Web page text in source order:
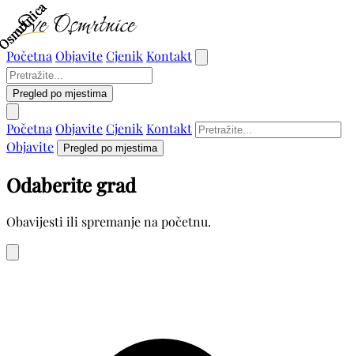
Početna ObjaviteCjenik Kontakt
Pregled po mjestima
Početna ObjaviteCjenik Kontakt
Objavite
Pregled po mjestima
Odaberite grad
Obavijesti ili spremanje na početnu.